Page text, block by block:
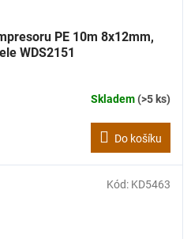
PE 10m 8x12mm,
WDS2151
Skladem(>5 ks)
Do košíku
Kód: KD5463